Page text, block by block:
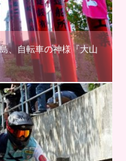
、自転車の神様『大山